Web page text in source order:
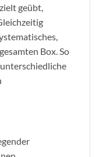
geübt,
Box. So